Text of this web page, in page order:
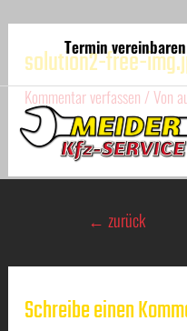
Termin
solution2-free-
Kommentar verfassen / Von
← zurück
Schreibe einen